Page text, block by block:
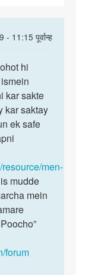
11:15 पूर्वान्ह
hi
kar sakte
kar saktay
ek safe
men-
mudde
mein
forum